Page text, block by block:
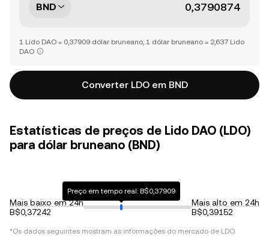
BND
1 Lido DAO = 0,37909 dólar bruneano, 1 dólar bruneano = 2,637 Lido
DAO
Converter LDO em BND
Estatísticas de preços de Lido DAO (LDO)
para dólar bruneano (BND)
Mais baixo em 24h
B$0,37242
Preço em tempo real: B$0,37909
Mais alto em 24h
B$0,39152
*Os dados seguintes mostram as informações do mercado de LDO.